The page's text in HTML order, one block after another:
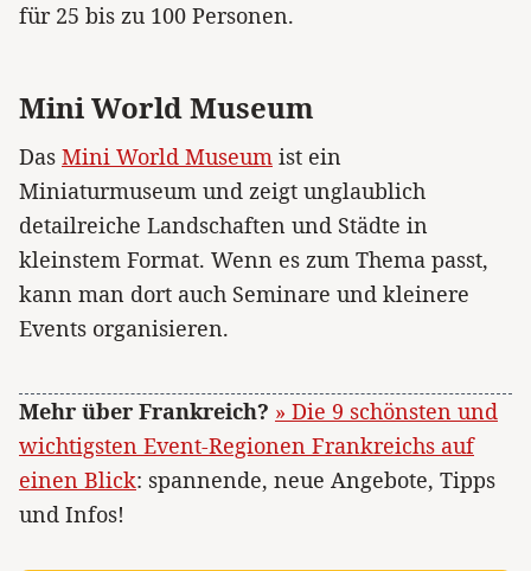
für 25 bis zu 100 Personen.
Mini World Museum
Das Mini World Museum ist ein
Miniaturmuseum und zeigt unglaublich
detailreiche Landschaften und Städte in
kleinstem Format. Wenn es zum Thema passt,
kann man dort auch Seminare und kleinere
Events organisieren.
Mehr über Frankreich? » Die 9 schönsten und
wichtigsten Event-Regionen Frankreichs auf
einen Blick: spannende, neue Angebote, Tipps
und Infos!